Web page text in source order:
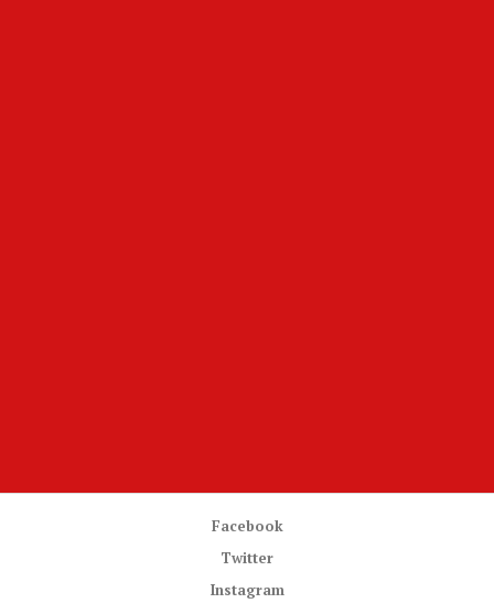
Facebook
Twitter
Instagram